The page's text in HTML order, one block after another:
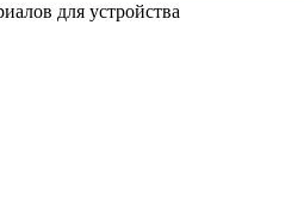
для устройства